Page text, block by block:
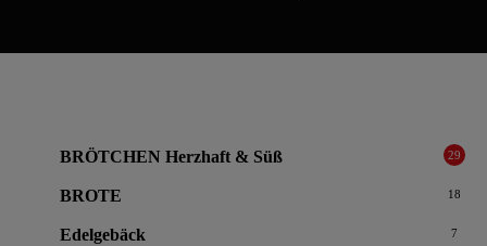
BRÖTCHEN Herzhaft & Süß 29
BROTE 18
Edelgebäck 7